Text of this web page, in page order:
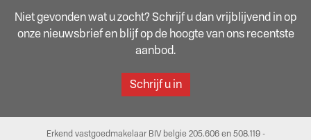
Niet gevonden wat u zocht? Schrijf u dan vrijblijvend in op
onze nieuwsbrief en blijf op de hoogte van ons recentste
aanbod.
Schrijf u in
Erkend vastgoedmakelaar BIV belgie 205.606 en 508.119 -